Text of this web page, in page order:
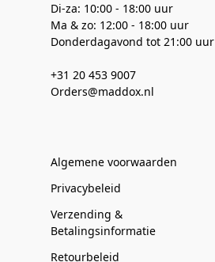
Di-za: 10:00 - 18:00 uur
Ma & zo: 12:00 - 18:00 uur
Donderdagavond tot 21:00 uur
+31 20 453 9007
Orders@maddox.nl
Algemene voorwaarden
Privacybeleid
Verzending &
Betalingsinformatie
Retourbeleid